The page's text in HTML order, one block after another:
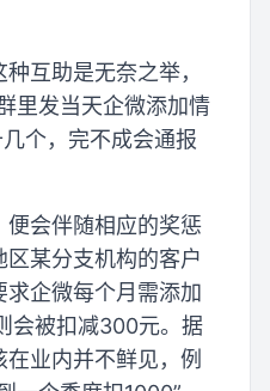
互助是无奈之举，
里发当天企微添加情
个，完不成会通报
便会伴随相应的奖惩
某分支机构的客户
企微每个月需添加
会被扣减300元。据
业内并不鲜见，例